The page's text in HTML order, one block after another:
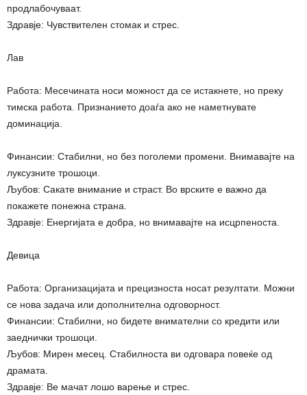
продлабочуваат.
Здравје: Чувствителен стомак и стрес.
Лав
Работа: Месечината носи можност да се истакнете, но преку
тимска работа. Признанието доаѓа ако не наметнувате
доминација.
Финансии: Стабилни, но без поголеми промени. Внимавајте на
луксузните трошоци.
Љубов: Сакате внимание и страст. Во врските е важно да
покажете понежна страна.
Здравје: Енергијата е добра, но внимавајте на исцрпеноста.
Девица
Работа: Организацијата и прецизноста носат резултати. Можни
се нова задача или дополнителна одговорност.
Финансии: Стабилни, но бидете внимателни со кредити или
заеднички трошоци.
Љубов: Мирен месец. Стабилноста ви одговара повеќе од
драмата.
Здравје: Ве мачат лошо варење и стрес.